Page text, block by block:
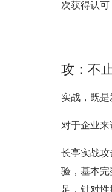
次获得认可
攻：不
实战，既
对于企业
长亭实战
验，基本
足，针对